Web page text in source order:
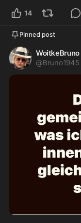
14
Pinned post
WoitkeBruno
@Bruno1945